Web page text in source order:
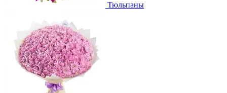
Тюльпаны